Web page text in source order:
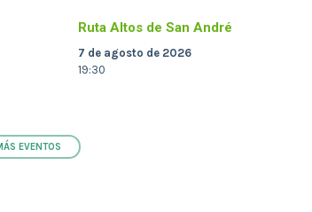
Ruta Altos de San André
7 de agosto de 2026
19:30
EVENTOS